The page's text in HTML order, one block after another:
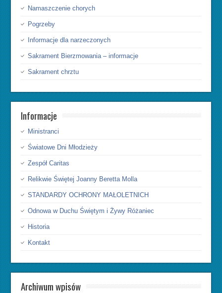
Namaszczenie chorych
Pogrzeby
Informacje dla narzeczonych
Sakrament Bierzmowania – informacje
Sakrament chrztu
Informacje
Ministranci
Światowe Dni Młodzieży
Zespół Caritas
Relikwie Świętej Joanny Beretta Molla
STANDARDY OCHRONY MAŁOLETNICH
Odnowa w Duchu Świętym i Żywy Różaniec
Historia
Kontakt
Archiwum wpisów